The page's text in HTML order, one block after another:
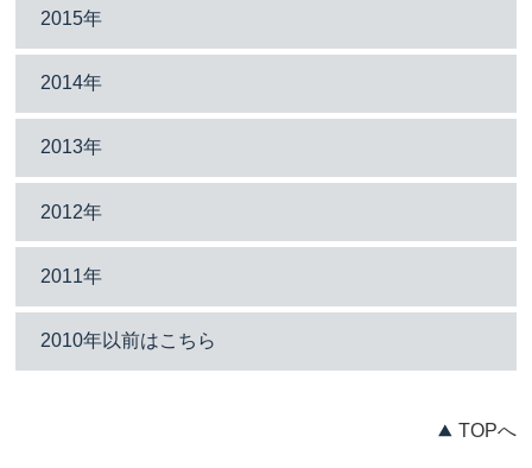
2015年
2014年
2013年
2012年
2011年
2010年以前はこちら
TOPへ